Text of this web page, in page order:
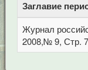
Заглавие
Журнал
2008,№ 9, Стр.